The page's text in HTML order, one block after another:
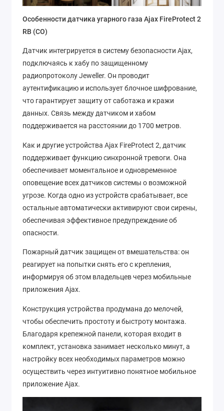
Особенности датчика угарного газа Ajax FireProtect 2
RB (CO)
Датчик интегрируется в систему безопасности Ajax,
подключаясь к хабу по защищенному
радиопротоколу Jeweller. Он проводит
аутентификацию и использует блочное шифрование,
что гарантирует защиту от саботажа и кражи
данных. Связь между датчиком и хабом
поддерживается на расстоянии до 1700 метров.
Как и другие устройства Ajax FireProtect 2, датчик
поддерживает функцию синхронной тревоги. Она
обеспечивает моментальное и одновременное
оповещение всех датчиков системы о возможной
угрозе. Когда одно из устройств срабатывает, все
остальные автоматически активируют свои сирены,
обеспечивая эффективное предупреждение об
опасности.
Пожарный датчик защищен от вмешательства: он
реагирует на попытки снять его с крепления,
информируя об этом владельцев через мобильные
приложения Ajax.
Конструкция устройства продумана до мелочей,
чтобы обеспечить простоту и быстроту монтажа.
Благодаря крепежной панели, которая входит в
комплект, установка занимает несколько минут, а
настройку всех необходимых параметров можно
осуществить через интуитивно понятное мобильное
приложение Ajax.